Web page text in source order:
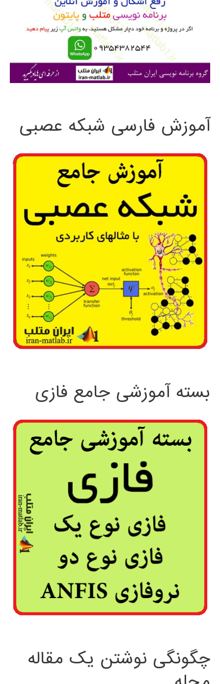
ی
آموزش فارسی شبکه عصبی
بسته آموزشی جامع فازی
چگونگی نوشتن یک مقاله